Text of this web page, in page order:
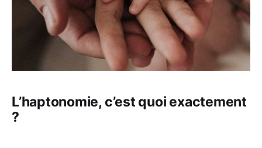
L’haptonomie, c’est quoi exactement
?